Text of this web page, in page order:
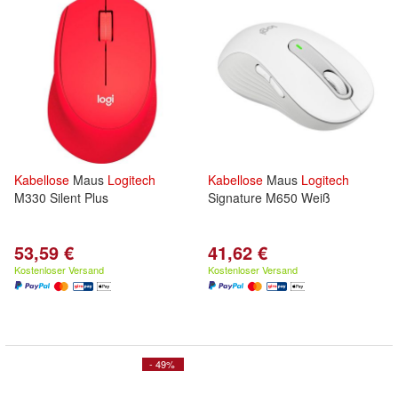
Kabellose Maus Logitech
M330 Silent Plus
53,59 €
Kostenloser Versand
Kabellose Maus Logitech
Signature M650 Weiß
41,62 €
Kostenloser Versand
- 49%